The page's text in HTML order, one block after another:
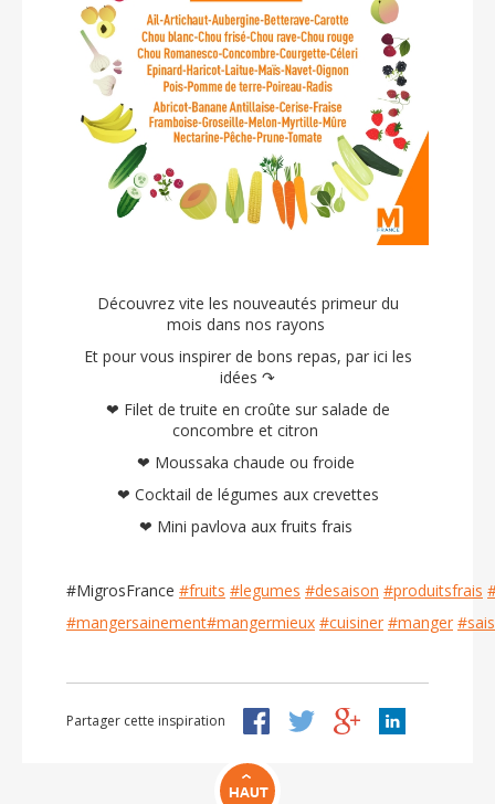
Découvrez vite les nouveautés primeur du
mois dans nos rayons
Et pour vous inspirer de bons repas, par ici les
idées ↷
❤ Filet de truite en croûte sur salade de
concombre et citron
❤ Moussaka chaude ou froide
❤ Cocktail de légumes aux crevettes
❤ Mini pavlova aux fruits frais
#MigrosFrance #fruits #legumes #desaison #produitsfrais
#mangersainement#mangermieux #cuisiner #manger
Partager cette inspiration
HAUT